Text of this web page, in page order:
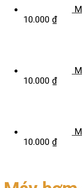
10.000 ₫
10.000 ₫
10.000 ₫